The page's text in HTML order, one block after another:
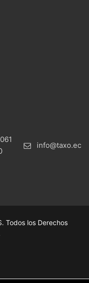
info@taxo.ec
Todos los Derechos